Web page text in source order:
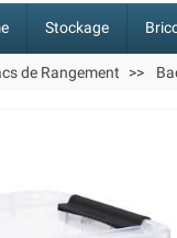
Stockage
de Rangement